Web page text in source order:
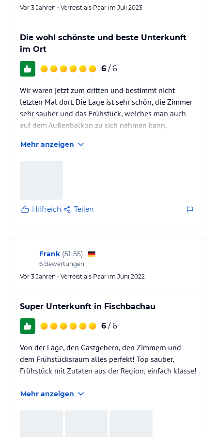
Vor 3 Jahren • Verreist als Paar im Juli 2023
Die wohl schönste und beste Unterkunft
im Ort
6 / 6
Wir waren jetzt zum dritten und bestimmt nicht
letzten Mal dort. Die Lage ist sehr schön, die Zimmer
sehr sauber und das Frühstück, welches man auch
auf dem Außenbalkon zu sich nehmen kann,
tun mit ihrer freundlichen und zuvorkommenden Art
Mehr anzeigen
Hilfreich Teilen
Frank (51-55)
6 Bewertungen
Vor 3 Jahren • Verreist als Paar im Juni 2022
Super Unterkunft in Fischbachau
6 / 6
Von der Lage, den Gastgebern, den Zimmern und
dem Frühstücksraum alles perfekt! Top sauber,
Frühstück mit Zutaten aus der Region, einfach klasse!
Mehr anzeigen